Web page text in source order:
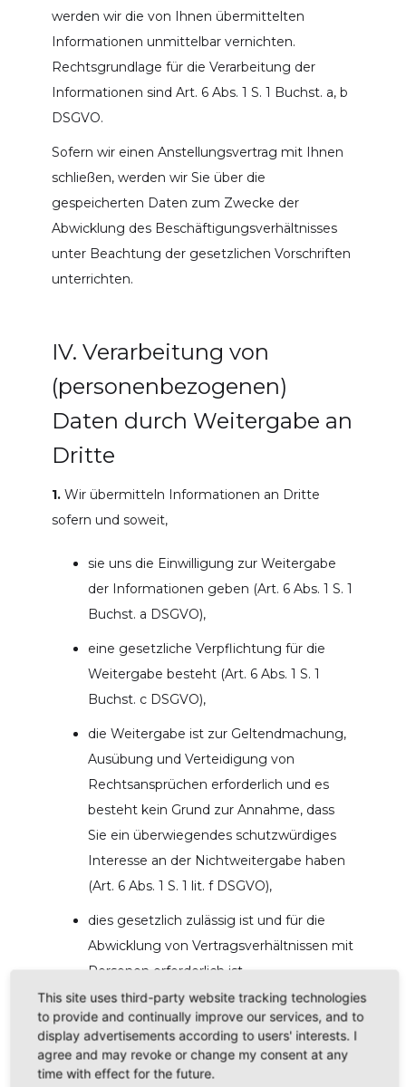
werden wir die von Ihnen übermittelten
Informationen unmittelbar vernichten.
Rechtsgrundlage für die Verarbeitung der
Informationen sind Art. 6 Abs. 1 S. 1 Buchst. a, b
DSGVO.
Sofern wir einen Anstellungsvertrag mit Ihnen
schließen, werden wir Sie über die
gespeicherten Daten zum Zwecke der
Abwicklung des Beschäftigungsverhältnisses
unter Beachtung der gesetzlichen Vorschriften
unterrichten.
IV. Verarbeitung von
(personenbezogenen)
Daten durch Weitergabe an
Dritte
1. Wir übermitteln Informationen an Dritte
sofern und soweit,
sie uns die Einwilligung zur Weitergabe
der Informationen geben (Art. 6 Abs. 1 S. 1
Buchst. a DSGVO),
eine gesetzliche Verpflichtung für die
Weitergabe besteht (Art. 6 Abs. 1 S. 1
Buchst. c DSGVO),
die Weitergabe ist zur Geltendmachung,
Ausübung und Verteidigung von
Rechtsansprüchen erforderlich und es
besteht kein Grund zur Annahme, dass
Sie ein überwiegendes schutzwürdiges
Interesse an der Nichtweitergabe haben
(Art. 6 Abs. 1 S. 1 lit. f DSGVO),
dies gesetzlich zulässig ist und für die
Abwicklung von Vertragsverhältnissen mit
Personen erforderlich ist.
2.Wir nutzen den Kartendienst Google Maps
auf unserem Internetauftritt zur Darstellung
interaktiver Karten und zur Erstellung von
This site uses third-party website tracking technologies
to provide and continually improve our services, and to
display advertisements according to users' interests. I
agree and may revoke or change my consent at any
time with effect for the future.